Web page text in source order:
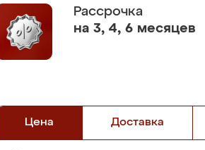
Рассрочка
на 3, 4, 6 месяцев
Цена Доставка